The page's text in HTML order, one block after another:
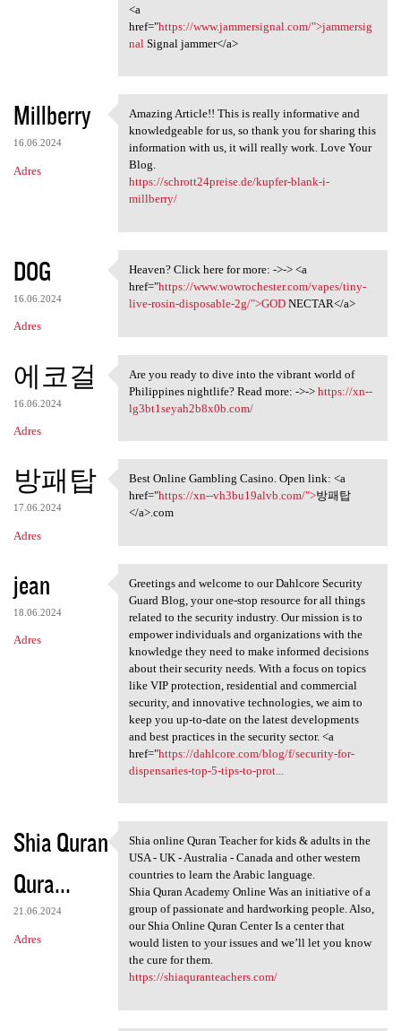
<a
href="https://www.jammersignal.com/">jammersig
nal Signal jammer</a>
Millberry
16.06.2024
Adres
Amazing Article!! This is
Amazing Article!! This is really informative and
knowledgeable for us, so thank you for sharing this
information with us, it will really work. Love Your
Blog.
https://schrott24preise.de/kupfer-blank-i-
millberry/
DOG
16.06.2024
Adres
Heaven? Click here for more:
Heaven? Click here for more: ->-> <a
href="https://www.wowrochester.com/vapes/tiny-
live-rosin-disposable-2g/">GODNECTAR</a>
에코걸
16.06.2024
Adres
Are you ready to dive into
Are you ready to dive into the vibrant world of
Philippines nightlife? Read more: ->-> https://xn--
lg3bt1seyah2b8x0b.com/
방패탑
17.06.2024
Adres
Best Online Gambling Casino.
Best Online Gambling Casino. Open link: <a
href="https://xn--vh3bu19alvb.com/">방패탑
</a>.com
jean
18.06.2024
Adres
Greetings and welcome to our
Greetings and welcome to our Dahlcore Security
Guard Blog, your one-stop resource for all things
related to the security industry. Our mission is to
empower individuals and organizations with the
knowledge they need to make informed decisions
about their security needs. With a focus on topics
like VIP protection, residential and commercial
security, and innovative technologies, we aim to
keep you up-to-date on the latest developments
and best practices in the security sector. <a
href="https://dahlcore.com/blog/f/security-for-
dispensaries-top-5-tips-to-prot...
Shia Quran
Qura...
21.06.2024
Adres
Shia online Quran Teacher for
Shia online Quran Teacher for kids & adults in the
USA - UK - Australia - Canada and other western
countries to learn the Arabic language.
Shia Quran Academy Online Was an initiative of a
group of passionate and hardworking people. Also,
our Shia Online Quran Center Is a center that
would listen to your issues and we’ll let you know
the cure for them.
https://shiaquranteachers.com/